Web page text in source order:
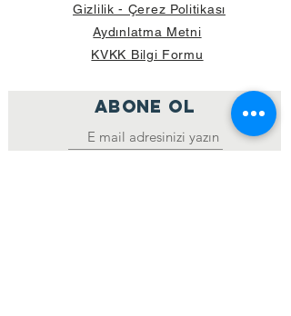
Gizlilik - Çerez Politikası
Aydınlatma Metni
KVKK Bilgi Formu
ABONE OL